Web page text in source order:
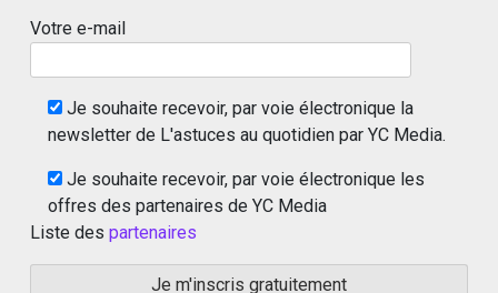
Votre e-mail
Je souhaite recevoir, par voie électronique la
newsletter de L'astuces au quotidien par YC Media.
Je souhaite recevoir, par voie électronique les
offres des partenaires de YC Media
Liste des partenaires